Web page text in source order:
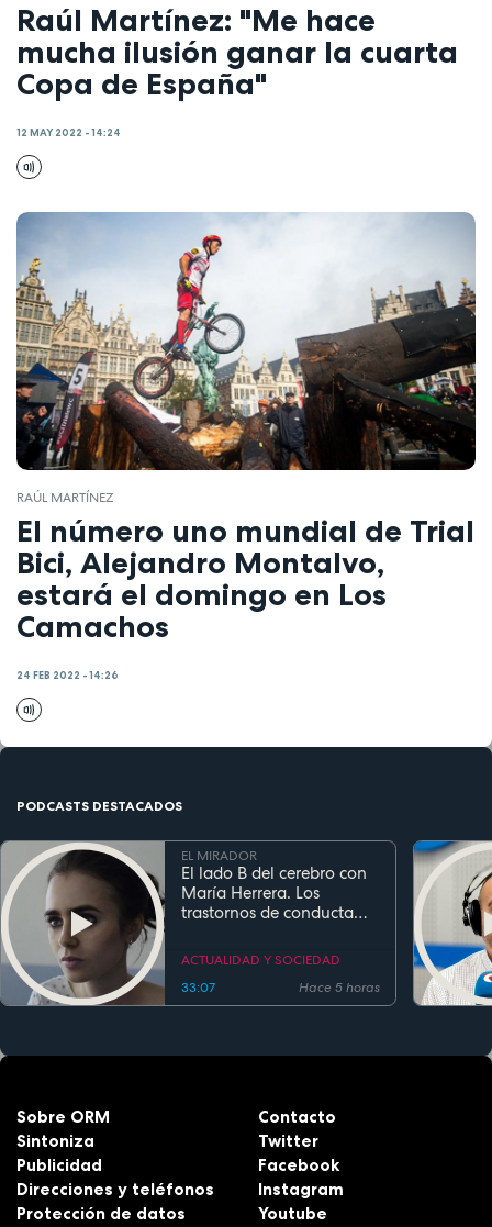
Raúl Martínez: "Me hace
mucha ilusión ganar la cuarta
Copa de España"
12 MAY 2022 - 14:24
RAÚL MARTÍNEZ
El número uno mundial de Trial
Bici, Alejandro Montalvo,
estará el domingo en Los
Camachos
24 FEB 2022 - 14:26
PODCASTS DESTACADOS
EL MIRADOR
El lado B del cerebro con
María Herrera. Los
trastornos de conducta
ACTUALIDAD Y SOCIEDAD
33:07
Hace 5 horas
Sobre ORM
Sintoniza
Publicidad
Direcciones y teléfonos
Protección de datos
Contacto
Twitter
Facebook
Instagram
Youtube